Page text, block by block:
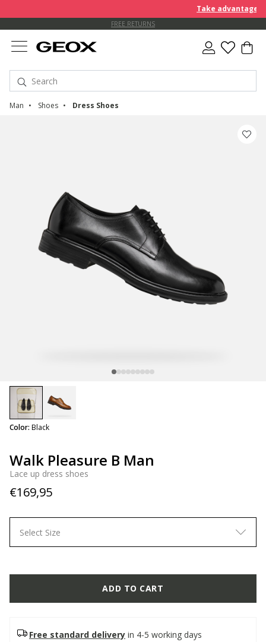
Take advantage of an
FREE RETURNS
Man Shoes Dress Shoes
Walk Pleasure B Man
Lace up dress shoes
€169,95
Color: Black
selected
Select Size
ADD TO CART
Free standard delivery in 4-5 working days